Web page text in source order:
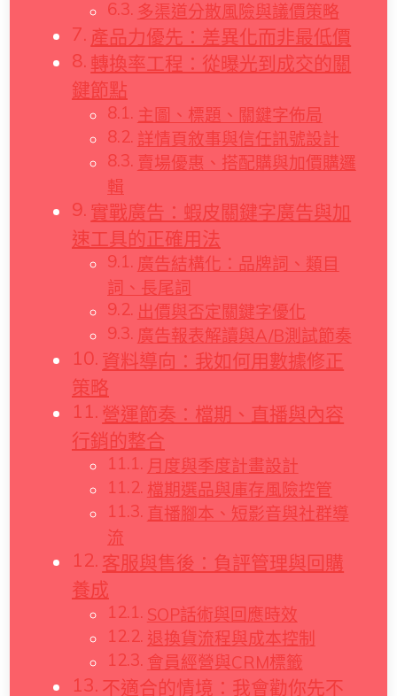
多渠道分散風險與議價策略
產品力優先：差異化而非最低價
轉換率工程：從曝光到成交的關
鍵節點
主圖、標題、關鍵字佈局
詳情頁敘事與信任訊號設計
賣場優惠、搭配購與加價購邏
輯
實戰廣告：蝦皮關鍵字廣告與加
速工具的正確用法
廣告結構化：品牌詞、類目
詞、長尾詞
出價與否定關鍵字優化
廣告報表解讀與A/B測試節奏
資料導向：我如何用數據修正
策略
營運節奏：檔期、直播與內容
行銷的整合
月度與季度計畫設計
檔期選品與庫存風險控管
直播腳本、短影音與社群導
流
客服與售後：負評管理與回購
養成
SOP話術與回應時效
退換貨流程與成本控制
會員經營與CRM標籤
不適合的情境：我會勸你先不